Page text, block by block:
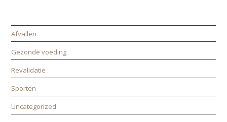
Afvallen
Gezonde voeding
Revalidatie
Sporten
Uncategorized